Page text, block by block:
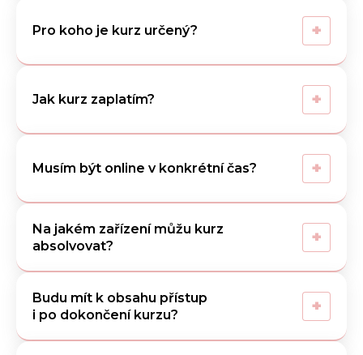
Pro koho je kurz určený? +
Jak kurz zaplatím? +
Musím být online v konkrétní čas? +
Na jakém zařízení můžu kurz
absolvovat?
+
Budu mít k obsahu přístup
i po dokončení kurzu?
+